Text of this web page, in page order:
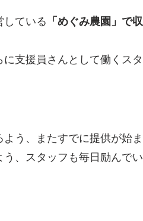
している 「めぐみ農園」で収
支援員さんとして働くスタ
う、またすでに提供が始ま
、スタッフも毎日励んでい